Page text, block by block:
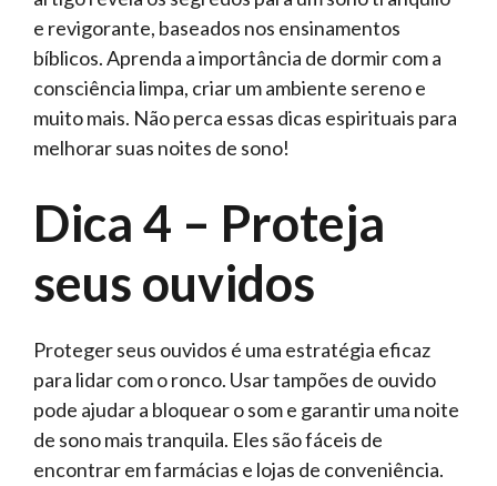
e revigorante, baseados nos ensinamentos
bíblicos. Aprenda a importância de dormir com a
consciência limpa, criar um ambiente sereno e
muito mais. Não perca essas dicas espirituais para
melhorar suas noites de sono!
Dica 4 – Proteja
seus ouvidos
Proteger seus ouvidos é uma estratégia eficaz
para lidar com o ronco. Usar tampões de ouvido
pode ajudar a bloquear o som e garantir uma noite
de sono mais tranquila. Eles são fáceis de
encontrar em farmácias e lojas de conveniência.